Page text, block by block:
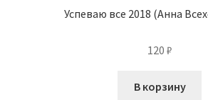
Успеваю все 2018 (Анна
120 ₽
В корзину